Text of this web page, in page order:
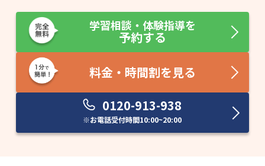
学習相談・体験指導を
予約する
料金・時間割を見る
0120-913-938
※お電話受付時間10:00~20:00